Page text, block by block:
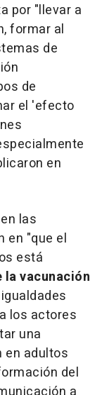
por "llevar a
formar al
de
de
el 'efecto
en
las
en "que el
está
vacunación
los actores
una
en adultos
del